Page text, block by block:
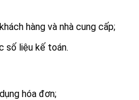
hàng và nhà cung cấp;
số liệu kế toán.
hóa đơn;